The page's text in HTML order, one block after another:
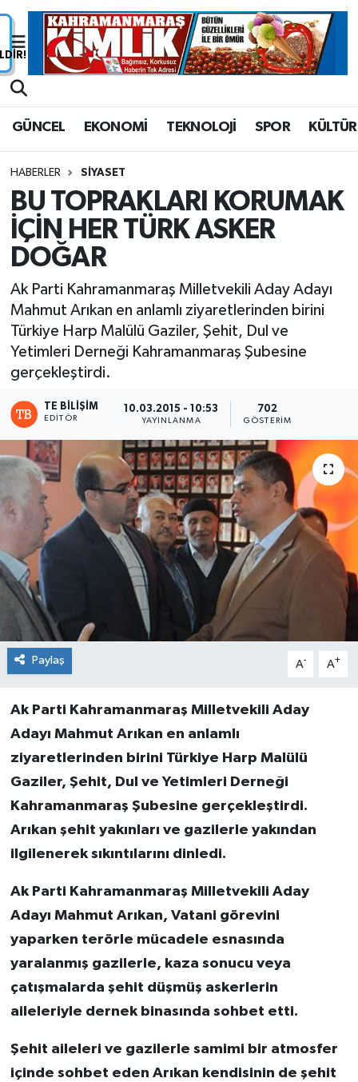
GÜNCEL EKONOMİ TEKNOLOJİ SPOR KÜLTÜR
HABERLER SİYASET
BU TOPRAKLARI KORUMAK
İÇİN HER TÜRK ASKER
DOĞAR
Ak Parti Kahramanmaraş Milletvekili Aday Adayı
Mahmut Arıkan en anlamlı ziyaretlerinden birini
Türkiye Harp Malülü Gaziler, Şehit, Dul ve
Yetimleri Derneği Kahramanmaraş Şubesine
gerçekleştirdi.
TE BILIŞIM
EDITÖR
10.03.2015 - 10:53
YAYINLANMA
702
GÖSTERIM
Paylaş A- A+
Ak Parti Kahramanmaraş Milletvekili Aday
Adayı Mahmut Arıkan en anlamlı
ziyaretlerinden birini Türkiye Harp Malülü
Gaziler, Şehit, Dul ve Yetimleri Derneği
Kahramanmaraş Şubesine gerçekleştirdi.
Arıkan şehit yakınları ve gazilerle yakından
ilgilenerek sıkıntılarını dinledi.
Ak Parti Kahramanmaraş Milletvekili Aday
Adayı Mahmut Arıkan, Vatani görevini
yaparken terörle mücadele esnasında
yaralanmış gazilerle, kaza sonucu veya
çatışmalarda şehit düşmüş askerlerin
aileleriyle dernek binasında sohbet etti.
Şehit aileleri ve gazilerle samimi bir atmosfer
içinde sohbet eden Arıkan kendisinin de şehit
Nöbetçi Eczaneler
Süper Lig Puan Durumu ve Fikstür
Tüm Manşetler
Son Dakika Haberleri
Haber Arşivi